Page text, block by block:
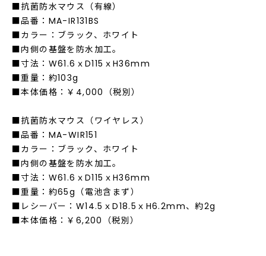
■抗菌防水マウス（有線）
■品番：MA-IR131BS
■カラー：ブラック、ホワイト
■内側の基盤を防水加工。
■寸法：W61.6ｘD115ｘH36mm
■重量：約103g
■本体価格：￥4,000（税別）
■抗菌防水マウス（ワイヤレス）
■品番：MA-WIR151
■カラー：ブラック、ホワイト
■内側の基盤を防水加工。
■寸法：W61.6ｘD115ｘH36mm
■重量：約65g（電池含まず）
■レシーバー：W14.5ｘD18.5ｘH6.2mm、約2g
■本体価格：￥6,200（税別）